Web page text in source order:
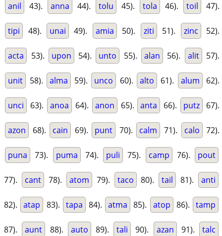
anil 43). anna 44). tolu 45). tola 46). toil 47).
tipi 48). unai 49). amia 50). ziti 51). zinc 52).
acta 53). upon 54). unto 55). alan 56). alit 57).
unit 58). alma 59). unco 60). alto 61). alum 62).
unci 63). anoa 64). anon 65). anta 66). putz 67).
azon 68). cain 69). punt 70). calm 71). calo 72).
puna 73). puma 74). puli 75). camp 76). pout
77). cant 78). atom 79). taco 80). tail 81). anti
82). atap 83). tapa 84). atma 85). atop 86). tamp
87). aunt 88). auto 89). tali 90). azan 91). talc